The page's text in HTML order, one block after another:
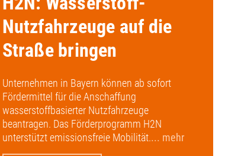
Nutzfahrzeuge auf die
Straße bringen
Unternehmen in Bayern können ab sofort
Fördermittel für die Anschaffung
wasserstoffbasierter Nutzfahrzeuge
beantragen. Das Förderprogramm H2N
unterstützt emissionsfreie Mobilität.... mehr